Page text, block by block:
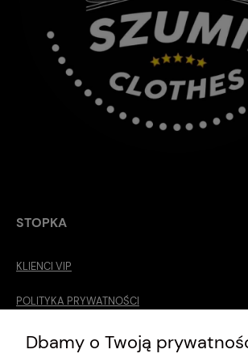
STOPKA
KLIENCI VIP
POLITYKA PRYWATNOŚCI
O MNIE
Dbamy o Twoją